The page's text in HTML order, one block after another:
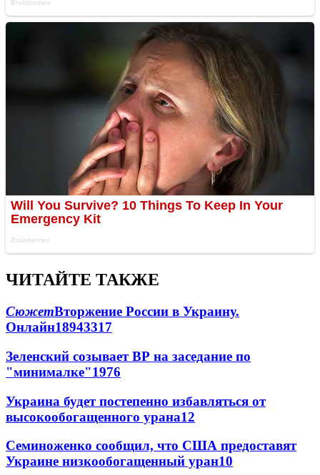
ЧИТАЙТЕ ТАКЖЕ
СюжетВторжение России в Украину.
Онлайн18943317
Зеленский созывает ВР на заседание по
"минималке"1976
Украина будет постепенно избавляться от
высокообогащенного урана12
Семиноженко сообщил, что США предоставят
Украине низкообогащенный уран10